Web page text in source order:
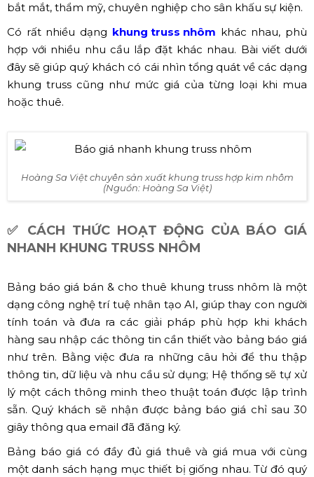
bắt mắt, thẩm mỹ, chuyên nghiệp cho sân khấu sự kiện.
Có rất nhiều dạng khung truss nhôm khác nhau, phù
hợp với nhiều nhu cầu lắp đặt khác nhau. Bài viết dưới
đây sẽ giúp quý khách có cái nhìn tổng quát về các dạng
khung truss cũng như mức giá của từng loại khi mua
hoặc thuê.
Hoàng Sa Việt chuyên sản xuất khung truss hợp kim nhôm
(Nguồn: Hoàng Sa Việt)
✅ CÁCH THỨC HOẠT ĐỘNG CỦA BÁO GIÁ
NHANH KHUNG TRUSS NHÔM
Bảng báo giá bán & cho thuê khung truss nhôm là một
dạng công nghệ trí tuệ nhân tạo AI, giúp thay con người
tính toán và đưa ra các giải pháp phù hợp khi khách
hàng sau nhập các thông tin cần thiết vào bảng báo giá
như trên. Bằng việc đưa ra những câu hỏi để thu thập
thông tin, dữ liệu và nhu cầu sử dụng; Hệ thống sẽ tự xử
lý một cách thông minh theo thuật toán được lập trình
sẵn. Quý khách sẽ nhận được bảng báo giá chỉ sau 30
giây thông qua email đã đăng ký.
Bảng báo giá có đầy đủ giá thuê và giá mua với cùng
một danh sách hạng mục thiết bị giống nhau. Từ đó quý